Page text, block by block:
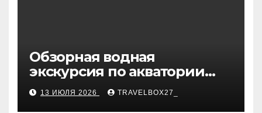
Обзорная водная
экскурсия по акватории
бухты Песчаная
13 ИЮЛЯ 2026 TRAVELBOX27_